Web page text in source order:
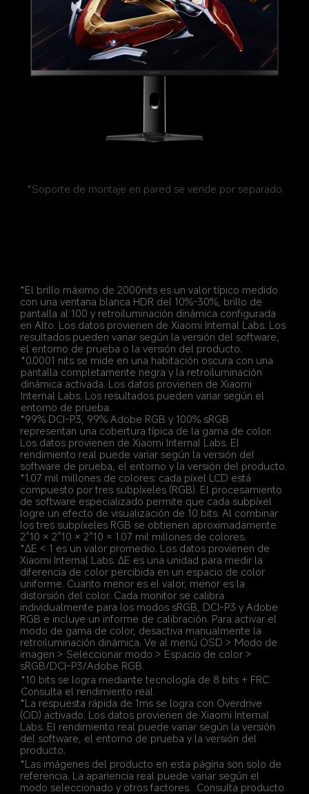
*Soporte de montaje en pared se vende por separado.
*El brillo máximo de 2000nits es un valor típico medido
con una ventana blanca HDR del 10%-30%, brillo de
pantalla al 100 y retroiluminación dinámica configurada
en Alto. Los datos provienen de Xiaomi Internal Labs. Los
resultados pueden variar según la versión del software,
el entorno de prueba o la versión del producto.
*0.0001 nits se mide en una habitación oscura con una
pantalla completamente negra y la retroiluminación
dinámica activada. Los datos provienen de Xiaomi
Internal Labs. Los resultados pueden variar según el
entorno de prueba.
*99% DCI-P3, 99% Adobe RGB y 100% sRGB
representan una cobertura típica de la gama de color.
Los datos provienen de Xiaomi Internal Labs. El
rendimiento real puede variar según la versión del
software de prueba, el entorno y la versión del producto.
*1.07 mil millones de colores: cada píxel LCD está
compuesto por tres subpíxeles (RGB). El procesamiento
de software especializado permite que cada subpíxel
logre un efecto de visualización de 10 bits. Al combinar
los tres subpíxeles RGB se obtienen aproximadamente
2^10 × 2^10 × 2^10 ≈ 1.07 mil millones de colores.
*∆E < 1 es un valor promedio. Los datos provienen de
Xiaomi Internal Labs. ∆E es una unidad para medir la
diferencia de color percibida en un espacio de color
uniforme. Cuanto menor es el valor, menor es la
distorsión del color. Cada monitor se calibra
individualmente para los modos sRGB, DCI-P3 y Adobe
RGB e incluye un informe de calibración. Para activar el
modo de gama de color, desactiva manualmente la
retroiluminación dinámica. Ve al menú OSD > Modo de
imagen > Seleccionar modo > Espacio de color >
sRGB/DCI-P3/Adobe RGB.
*10 bits se logra mediante tecnología de 8 bits + FRC.
Consulta el rendimiento real.
*La respuesta rápida de 1ms se logra con Overdrive
(OD) activado. Los datos provienen de Xiaomi Internal
Labs. El rendimiento real puede variar según la versión
del software, el entorno de prueba y la versión del
producto.
*Las imágenes del producto en esta página son solo de
referencia. La apariencia real puede variar según el
modo seleccionado y otros factores.  Consulta producto